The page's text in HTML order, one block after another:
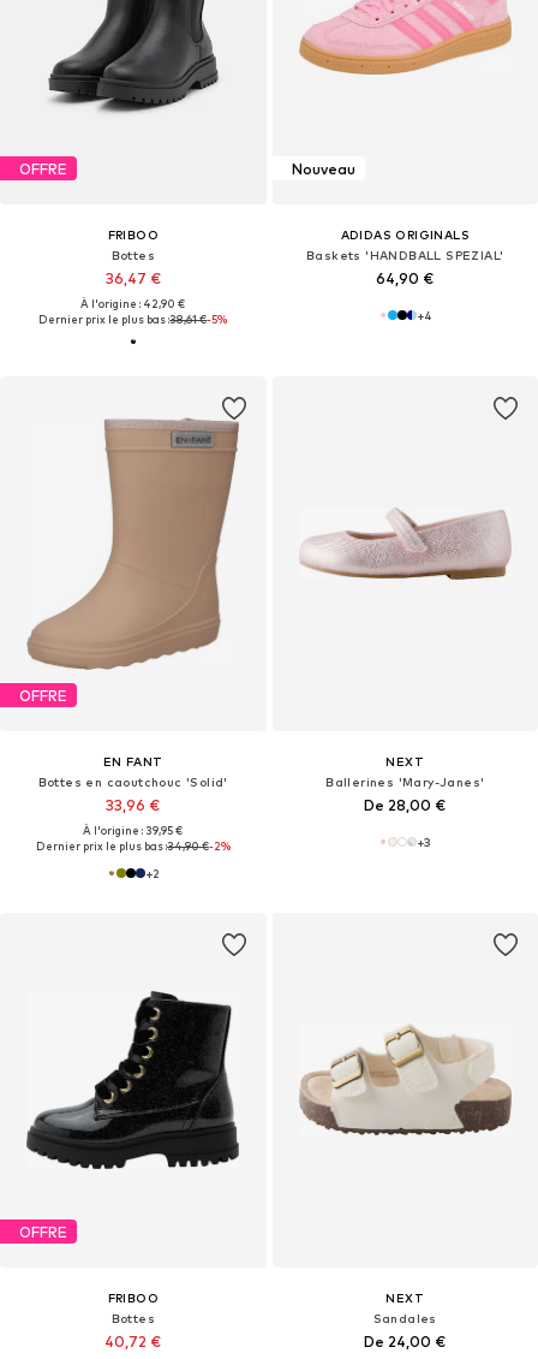
OFFRE
FRIBOO
Bottes
36,47 €
À l'origine : 42,90 €
Dernier prix le plus bas :38,61 €-5%
Nouveau
ADIDAS ORIGINALS
Baskets 'HANDBALL SPEZIAL'
64,90 €
+4
OFFRE
EN FANT
Bottes en caoutchouc 'Solid'
33,96 €
À l'origine : 39,95 €
Dernier prix le plus bas :34,90 €-2%
+2
NEXT
Ballerines 'Mary-Janes'
De 28,00 €
+3
OFFRE
FRIBOO
Bottes
40,72 €
NEXT
Sandales
De 24,00 €